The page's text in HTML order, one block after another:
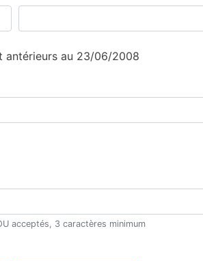
antérieurs au 23/06/2008
acceptés, 3 caractères minimum